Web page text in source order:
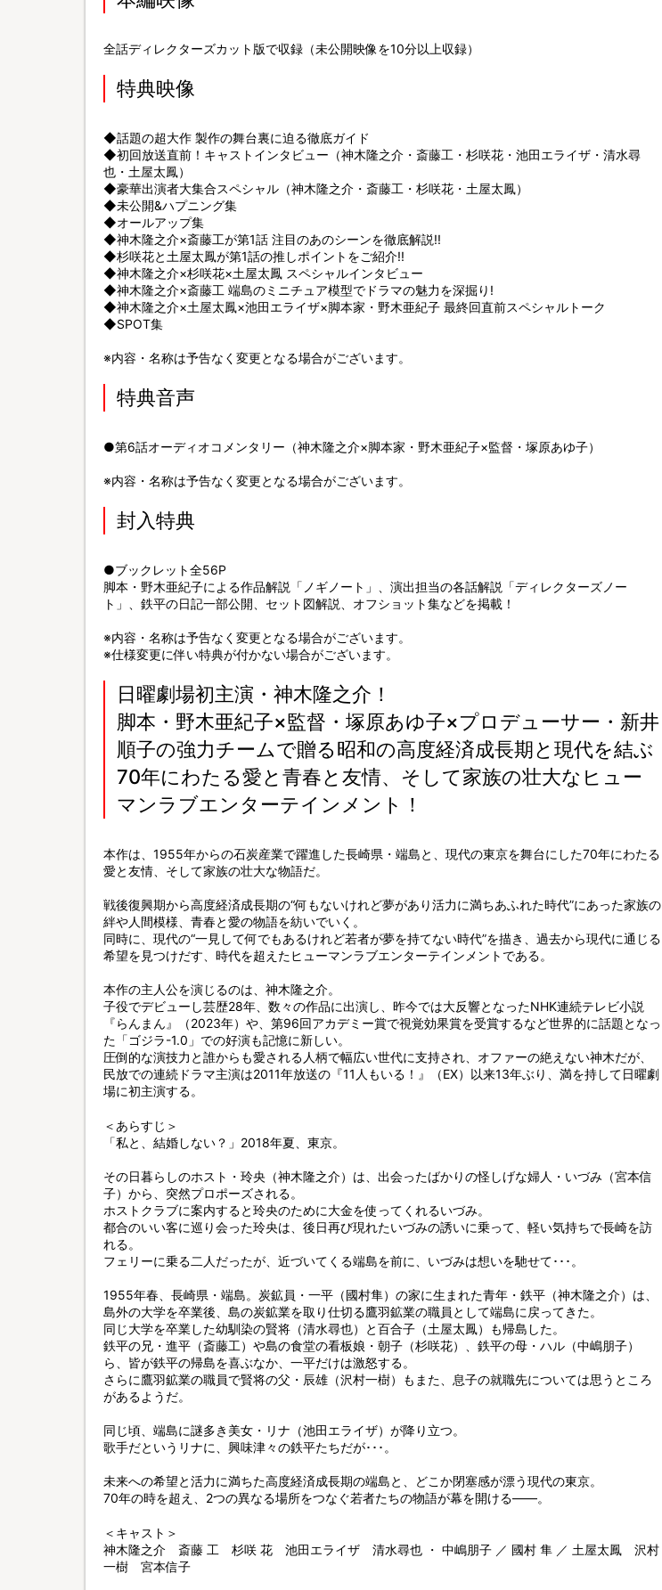
全話ディレクターズカット版で収録（未公開映像を10分以上収録）
特典映像
◆話題の超大作 製作の舞台裏に迫る徹底ガイド
◆初回放送直前！キャストインタビュー（神木隆之介・斎藤工・杉咲花・池田エライザ・清水尋
也・土屋太鳳）
◆豪華出演者大集合スペシャル（神木隆之介・斎藤工・杉咲花・土屋太鳳）
◆未公開&ハプニング集
◆オールアップ集
◆神木隆之介×斎藤工が第1話 注目のあのシーンを徹底解説!!
◆杉咲花と土屋太鳳が第1話の推しポイントをご紹介!!
◆神木隆之介×杉咲花×土屋太鳳 スペシャルインタビュー
◆神木隆之介×斎藤工 端島のミニチュア模型でドラマの魅力を深掘り!
◆神木隆之介×土屋太鳳×池田エライザ×脚本家・野木亜紀子 最終回直前スペシャルトーク
◆SPOT集
※内容・名称は予告なく変更となる場合がございます。
特典音声
●第6話オーディオコメンタリー（神木隆之介×脚本家・野木亜紀子×監督・塚原あゆ子）
※内容・名称は予告なく変更となる場合がございます。
封入特典
●ブックレット全56P
脚本・野木亜紀子による作品解説「ノギノート」、演出担当の各話解説「ディレクターズノー
ト」、鉄平の日記一部公開、セット図解説、オフショット集などを掲載！
※内容・名称は予告なく変更となる場合がございます。
※仕様変更に伴い特典が付かない場合がございます。
日曜劇場初主演・神木隆之介！
脚本・野木亜紀子×監督・塚原あゆ子×プロデューサー・新井
順子の強力チームで贈る昭和の高度経済成長期と現代を結ぶ
70年にわたる愛と青春と友情、そして家族の壮大なヒュー
マンラブエンターテインメント！
本作は、1955年からの石炭産業で躍進した長崎県・端島と、現代の東京を舞台にした70年にわたる
愛と友情、そして家族の壮大な物語だ。
戦後復興期から高度経済成長期の“何もないけれど夢があり活力に満ちあふれた時代”にあった家族の
絆や人間模様、青春と愛の物語を紡いでいく。
同時に、現代の“一見して何でもあるけれど若者が夢を持てない時代”を描き、過去から現代に通じる
希望を見つけだす、時代を超えたヒューマンラブエンターテインメントである。
本作の主人公を演じるのは、神木隆之介。
子役でデビューし芸歴28年、数々の作品に出演し、昨今では大反響となったNHK連続テレビ小説
『らんまん』（2023年）や、第96回アカデミー賞で視覚効果賞を受賞するなど世界的に話題となっ
た「ゴジラ-1.0」での好演も記憶に新しい。
圧倒的な演技力と誰からも愛される人柄で幅広い世代に支持され、オファーの絶えない神木だが、
民放での連続ドラマ主演は2011年放送の『11人もいる！』（EX）以来13年ぶり、満を持して日曜劇
場に初主演する。
＜あらすじ＞
「私と、結婚しない？」2018年夏、東京。
その日暮らしのホスト・玲央（神木隆之介）は、出会ったばかりの怪しげな婦人・いづみ（宮本信
子）から、突然プロポーズされる。
ホストクラブに案内すると玲央のために大金を使ってくれるいづみ。
都合のいい客に巡り会った玲央は、後日再び現れたいづみの誘いに乗って、軽い気持ちで長崎を訪
れる。
フェリーに乗る二人だったが、近づいてくる端島を前に、いづみは想いを馳せて･･･。
1955年春、長崎県・端島。炭鉱員・一平（國村隼）の家に生まれた青年・鉄平（神木隆之介）は、
島外の大学を卒業後、島の炭鉱業を取り仕切る鷹羽鉱業の職員として端島に戻ってきた。
同じ大学を卒業した幼馴染の賢将（清水尋也）と百合子（土屋太鳳）も帰島した。
鉄平の兄・進平（斎藤工）や島の食堂の看板娘・朝子（杉咲花）、鉄平の母・ハル（中嶋朋子）
ら、皆が鉄平の帰島を喜ぶなか、一平だけは激怒する。
さらに鷹羽鉱業の職員で賢将の父・辰雄（沢村一樹）もまた、息子の就職先については思うところ
があるようだ。
同じ頃、端島に謎多き美女・リナ（池田エライザ）が降り立つ。
歌手だというリナに、興味津々の鉄平たちだが･･･。
未来への希望と活力に満ちた高度経済成長期の端島と、どこか閉塞感が漂う現代の東京。
70年の時を超え、2つの異なる場所をつなぐ若者たちの物語が幕を開ける――。
＜キャスト＞
神木隆之介 斎藤 工 杉咲 花 池田エライザ 清水尋也 ・ 中嶋朋子 ／ 國村 隼 ／ 土屋太鳳 沢村
一樹 宮本信子